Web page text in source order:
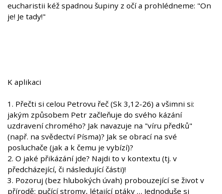
eucharistii kéž spadnou šupiny z očí a prohlédneme: "On
je! Je tady!"
K aplikaci
1. Přečti si celou Petrovu řeč (Sk 3,12-26) a všimni si:
jakým způsobem Petr začleňuje do svého kázání
uzdravení chromého? Jak navazuje na "víru předků"
(např. na svědectví Písma)? Jak se obrací na své
posluchače (jak a k čemu je vybízí)?
2. O jaké přikázání jde? Najdi to v kontextu (tj. v
předcházející, či následující části)!
3. Pozoruj (bez hlubokých úvah) probouzející se život v
přírodě: pučící stromy, létající ptáky … Jednoduše si